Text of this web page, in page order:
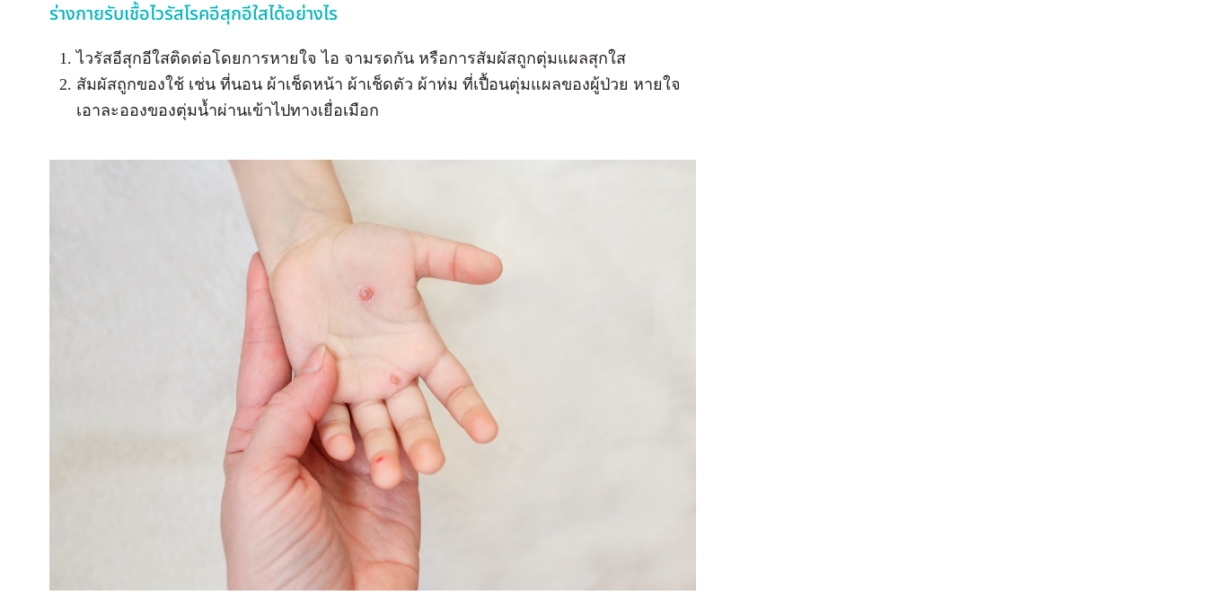
ร่างกายรับเชื้อไวรัสโรคอีสุกอีใสได้อย่างไร
ไวรัสอีสุกอีใสติดต่อโดยการหายใจ ไอ จามรดกัน หรือการสัมผัสถูกตุ่มแผลสุกใส
สัมผัสถูกของใช้ เช่น ที่นอน ผ้าเช็ดหน้า ผ้าเช็ดตัว ผ้าห่ม ที่เปื้อนตุ่มแผลของผู้ป่วย หายใจ
เอาละอองของตุ่มน้ำผ่านเข้าไปทางเยื่อเมือก